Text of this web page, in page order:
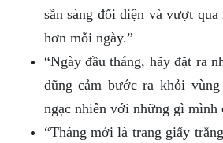
sẵn sàng đối diện và vượt
hơn mỗi ngày.”
“Ngày đầu tháng, hãy đặt ra
dũng cảm bước ra khỏi
ngạc nhiên với những gì mình
“Tháng mới là trang giấy